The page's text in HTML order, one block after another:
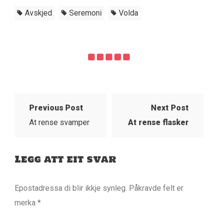
Avskjed Seremoni Volda
Previous Post
At rense svamper
Next Post
At rense flasker
Legg att eit svar
Epostadressa di blir ikkje synleg. Påkravde felt er
merka *